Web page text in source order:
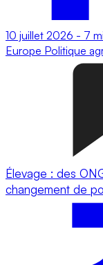
10 juillet 2026 - 7
Europe Politique
Élevage : des
changement de